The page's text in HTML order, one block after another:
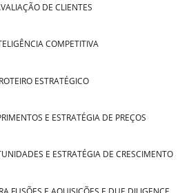
DE CLIENTES
COMPETITIVA
ROTEIRO ESTRATÉGICO
E ESTRATÉGIA DE PREÇOS
E ESTRATÉGIA DE CRESCIMENTO